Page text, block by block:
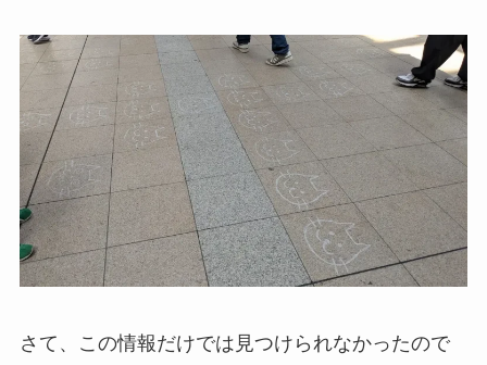
さて、この情報だけでは見つけられなかったので